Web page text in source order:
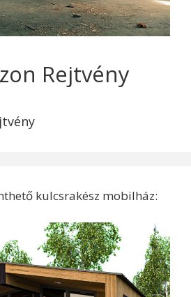
Rejtvény
kulcsrakész mobilház: